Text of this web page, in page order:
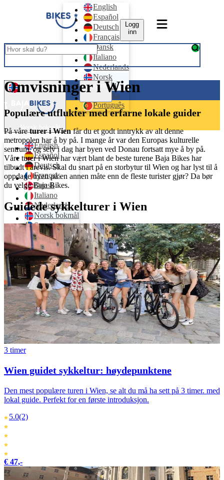
English
Español
Deutsch
Français
Dansk
Italiano
Nederlands
Norsk
bokmål
Svenska
Português
Logg
inn
Norsk bokmål
English
Español
Deutsch
Français
Dansk
Italiano
Nederlands
Norsk bokmål
Svenska
Português
Logg inn
Omvisninger i Wien
Populære utflukter med erfarne lokale guider
På våreturer i Wienfår du et godt inntrykk av alt denne
metropolen har å by på. I mange år var den Europas kulturelle
sentrum, og selv i dag har byen ved Donau fortsatt mye å by på.
Våre turer i Wien har vært blant de beste turene Baja Bikes har
tilbudt i årevis. Skal du snart på en storbytur til Wien og har lyst til å
oppdage byen på en annen måte enn de fleste turister gjør? Da bør
du velge Baja Bikes.
Guidede sykkelturer i Wien
3 timer
Wien guidet sykkeltur: høydepunktene
Den mest populære turen i Wien, se alt du må ha sett på 3 timer. med
lokal guide. Perfekt for en første introduksjon.
5.0(2)
€ 47,-